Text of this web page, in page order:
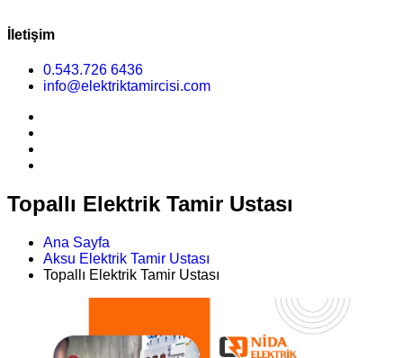
İletişim
0.543.726 6436
info@elektriktamircisi.com
Topallı Elektrik Tamir Ustası
Ana Sayfa
Aksu Elektrik Tamir Ustası
Topallı Elektrik Tamir Ustası